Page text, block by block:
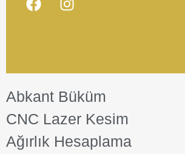
Abkant Büküm
CNC Lazer Kesim
Ağırlık Hesaplama